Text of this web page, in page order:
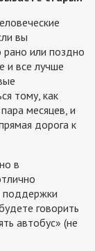
вы
рано или поздно
и все лучше
тому, как
месяцев, и
дорога к
в
поддержки
говорить
автобус» (не